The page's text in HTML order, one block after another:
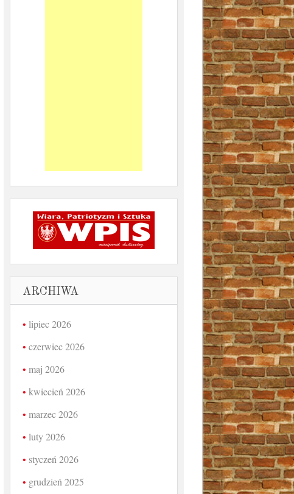
ARCHIWA
lipiec 2026
czerwiec 2026
maj 2026
kwiecień 2026
marzec 2026
luty 2026
styczeń 2026
grudzień 2025